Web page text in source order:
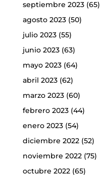
septiembre 2023(65)
agosto 2023(50)
julio 2023(55)
junio 2023(63)
mayo 2023(64)
abril 2023(62)
marzo 2023(60)
febrero 2023(44)
enero 2023(54)
diciembre 2022(52)
noviembre 2022(75)
octubre 2022(65)